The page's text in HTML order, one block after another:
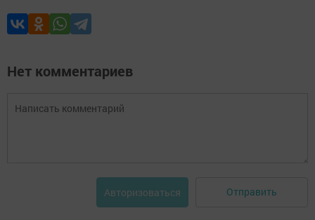
Нет комментариев
Авторизоваться Отправить